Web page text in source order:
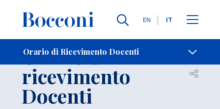
Lingue
EN IT
Orario di Ricevimento Docenti
-
Orario di
ricevimento
Docenti
Open